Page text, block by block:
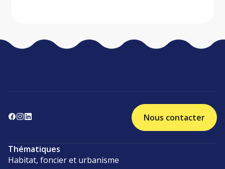
Nous contacter
Thématiques
Habitat, foncier et urbanisme